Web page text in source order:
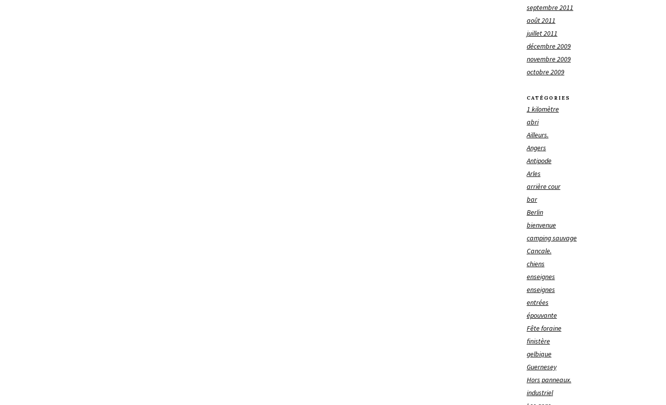
septembre 2011
août 2011
juillet 2011
décembre 2009
novembre 2009
octobre 2009
CATÉGORIES
1 kilomètre
abri
Ailleurs.
Angers
Antipode
Arles
arrière cour
bar
Berlin
bienvenue
camping sauvage
Cancale.
chiens
enseignes
enseignes
entrées
épouvante
Fête foraine
finistère
gelbique
Guernesey
Hors panneaux.
industriel